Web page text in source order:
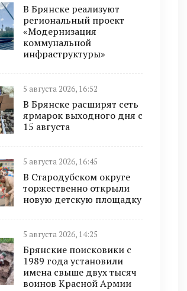
В Брянске реализуют
региональный проект
«Модернизация
коммунальной
инфраструктуры»
5 августа 2026, 16:52
В Брянске расширят сеть
ярмарок выходного дня с
15 августа
5 августа 2026, 16:45
В Стародубском округе
торжественно открыли
новую детскую площадку
5 августа 2026, 14:25
Брянские поисковики с
1989 года установили
имена свыше двух тысяч
воинов Красной Армии